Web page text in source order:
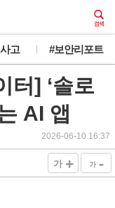
고 #보안리포트
터] ‘솔로
AI 앱
2026-06-10 16:37
가 + 가 -